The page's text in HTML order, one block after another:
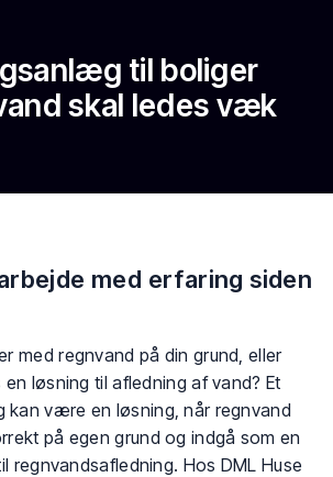
til boliger
skal ledes væk
med erfaring siden
med regnvand på din grund, eller
løsning til afledning af vand? Et
kan være en løsning, når regnvand
på egen grund og indgå som en
regnvandsafledning. Hos DML Huse